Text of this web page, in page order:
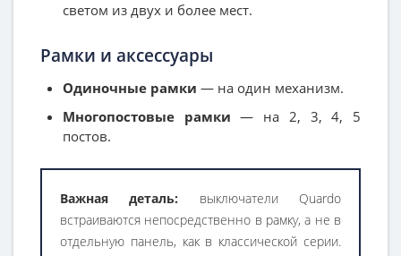
светом из двух и более мест.
Рамки и аксессуары
Одиночные рамки — на один механизм.
Многопостовые рамки — на 2, 3, 4, 5
постов.
Важная деталь: выключатели Quardo
встраиваются непосредственно в рамку, а не в
отдельную панель, как в классической серии.